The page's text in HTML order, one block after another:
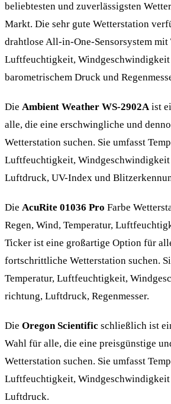
beliebtesten und zuverlässigsten
Markt. Die sehr gute Wetterstation
drahtlose All-in-One-Sensorsystem mit
Luftfeuchtigkeit,
barometrischem Druck und
Die Ambient Weather WS-2902Aist
alle, die eine erschwingliche und
Wetterstation suchen. Sie umfasst
Luftfeuchtigkeit,
Luftdruck, UV-Index und
Die AcuRite 01036 Pro Farbe
Regen, Wind, Temperatur,
Ticker ist eine großartige Option für
fortschrittliche Wetterstation suchen.
Temperatur, Luftfeuchtigkeit,
richtung, Luftdruck, Regenmesser.
Die Oregon Scientific schließlich ist
Wahl für alle, die eine preisgünstige
Wetterstation suchen. Sie umfasst
Luftfeuchtigkeit,
Luftdruck.